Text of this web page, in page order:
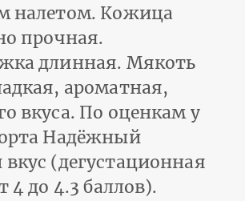
налетом. Кожица
прочная.
длинная. Мякоть
ароматная,
вкуса. По оценкам у
Надёжный
(дегустационная
4 до 4.3 баллов).